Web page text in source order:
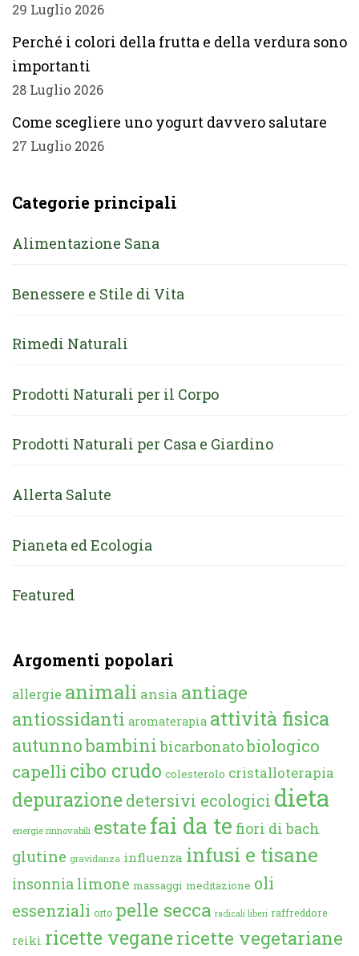
29 Luglio 2026
Perché i colori della frutta e della verdura sono
importanti
28 Luglio 2026
Come scegliere uno yogurt davvero salutare
27 Luglio 2026
Categorie principali
Alimentazione Sana
Benessere e Stile di Vita
Rimedi Naturali
Prodotti Naturali per il Corpo
Prodotti Naturali per Casa e Giardino
Allerta Salute
Pianeta ed Ecologia
Featured
Argomenti popolari
allergie animali ansia antiage
antiossidanti aromaterapia attività fisica
autunnobambini bicarbonatobiologico
capelli cibo crudo colesterolo cristalloterapia
depurazione detersivi ecologici dieta
energie rinnovabili estate fai da te fiori di bach
glutine gravidanza influenza infusi e tisane
insonnia limone massaggi meditazione oli
essenziali orto pelle secca radicali liberi raffreddore
reiki ricette veganericette vegetariane